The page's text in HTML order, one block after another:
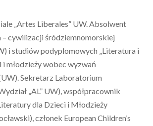
„Artes Liberales” UW. Absolwent
cywilizacji śródziemnomorskiej
i studiów podyplomowych „Literatura i
i młodzieży wobec wyzwań
Sekretarz Laboratorium
„AL” UW), współpracownik
dla Dzieci i Młodzieży
członek European Children’s